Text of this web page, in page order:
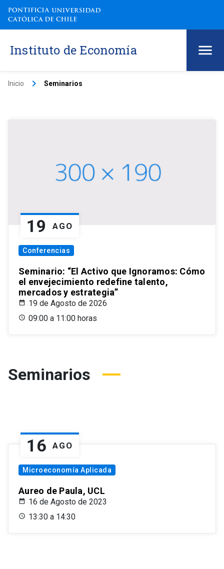
Instituto de Economía
Inicio keyboard_arrow_right Seminarios
19 AGO
Conferencias
Seminario: “El Activo que Ignoramos: Cómo
el envejecimiento redefine talento,
mercados y estrategia”
19 de Agosto de 2026
09:00 a 11:00 horas
Seminarios
16 AGO
Microeconomía Aplicada
Aureo de Paula, UCL
16 de Agosto de 2023
13:30 a 14:30